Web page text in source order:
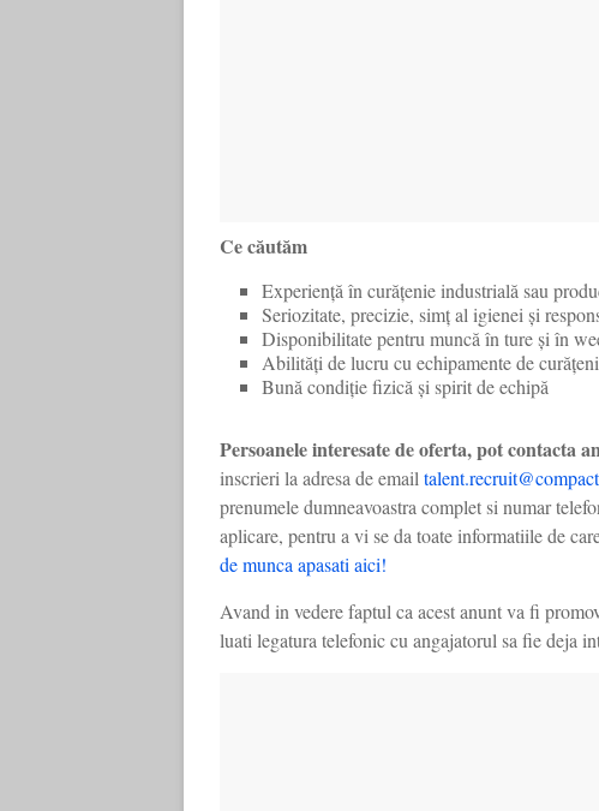
Ce căutăm
Experiență în curățenie industrială sau
Seriozitate, precizie, simț al igienei și
Disponibilitate pentru muncă în ture și în
Abilități de lucru cu echipamente de
Bună condiție fizică și spirit de echipă
Persoanele interesate de oferta, pot
inscrieri la adresa de email
prenumele dumneavoastra complet si numar
aplicare, pentru a vi se da toate informatiile de
de munca apasati aici!
Avand in vedere faptul ca acest anunt va fi
luati legatura telefonic cu angajatorul sa fie deja